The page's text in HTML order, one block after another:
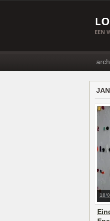
EEN
18/